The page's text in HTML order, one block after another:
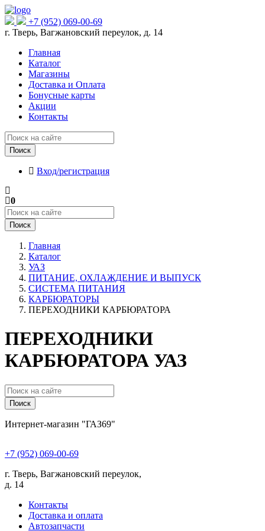
+7 (952) 069-00-69
г. Тверь, Вагжановский переулок, д. 14
Главная
Каталог
Магазины
Доставка и Оплата
Бонусные карты
Акции
Контакты
Поиск
Вход/регистрация
0
Поиск
Главная
Каталог
УАЗ
ПИТАНИЕ, ОХЛАЖДЕНИЕ И ВЫПУСК
СИСТЕМА ПИТАНИЯ
КАРБЮРАТОРЫ
ПЕРЕХОДНИКИ КАРБЮРАТОРА
ПЕРЕХОДНИКИ
КАРБЮРАТОРА УАЗ
Поиск
Интернет-магазин "ГАЗ69"
+7 (952) 069-00-69
г. Тверь, Вагжановский переулок,
д. 14
Контакты
Доставка и оплата
Автозапчасти